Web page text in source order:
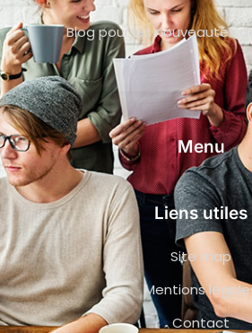
Blog pour les nouveautés
Menu
Liens utiles
Site map
Mentions
Contact